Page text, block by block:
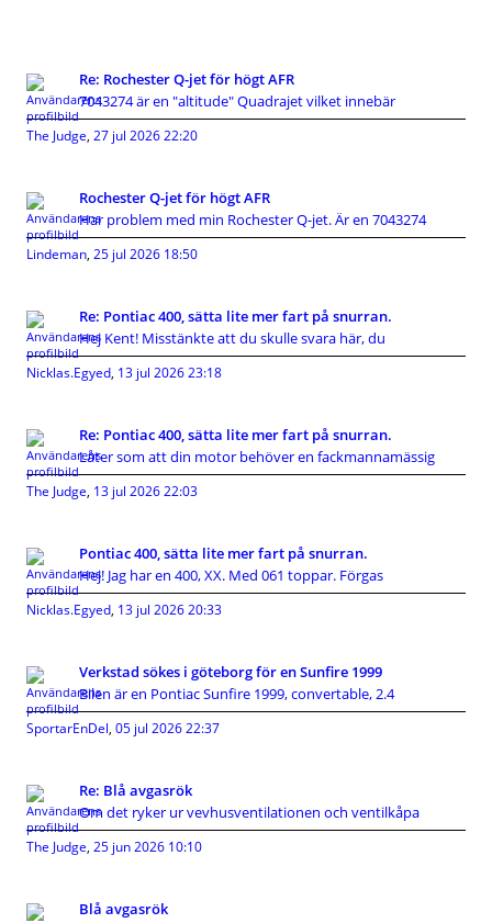
Re: Rochester Q-jet för högt AFR
7043274 är en "altitude" Quadrajet vilket innebär
The Judge, 27 jul 2026 22:20
Rochester Q-jet för högt AFR
Har problem med min Rochester Q-jet. Är en 7043274
Lindeman, 25 jul 2026 18:50
Re: Pontiac 400, sätta lite mer fart på snurran.
Hej Kent! Misstänkte att du skulle svara här, du
Nicklas.Egyed, 13 jul 2026 23:18
Re: Pontiac 400, sätta lite mer fart på snurran.
Låter som att din motor behöver en fackmannamässig
The Judge, 13 jul 2026 22:03
Pontiac 400, sätta lite mer fart på snurran.
Hej! Jag har en 400, XX. Med 061 toppar. Förgas
Nicklas.Egyed, 13 jul 2026 20:33
Verkstad sökes i göteborg för en Sunfire 1999
Bilen är en Pontiac Sunfire 1999, convertable, 2.4
SportarEnDel, 05 jul 2026 22:37
Re: Blå avgasrök
Om det ryker ur vevhusventilationen och ventilkåpa
The Judge, 25 jun 2026 10:10
Blå avgasrök